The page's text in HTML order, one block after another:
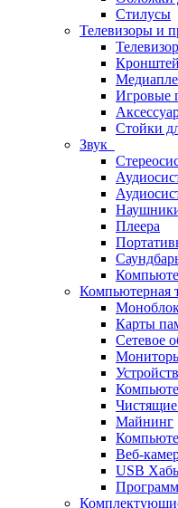
Стилусы
Телевизоры и
Игровые
Стойки
Звук
Плеера
Компьютерная
Карты
Сетевое
Чистящие
Майнинг
Веб-
USB